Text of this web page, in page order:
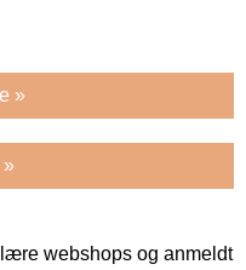
»
»
webshops og anmeldt